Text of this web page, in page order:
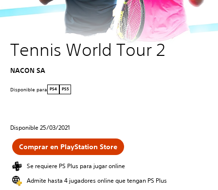
Tennis World Tour 2
NACON SA
Disponible para PS4 PS5
Disponible 25/03/2021
Comprar en PlayStation Store
Se requiere PS Plus para jugar online
Admite hasta 4 jugadores online que tengan PS Plus